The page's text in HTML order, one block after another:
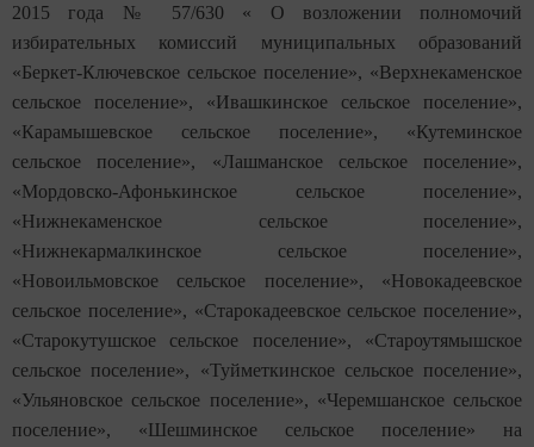
2015 года № 57/630 « О возложении полномочий
избирательных комиссий муниципальных образований
«Беркет-Ключевское сельское поселение», «Верхнекаменское
сельское поселение», «Ивашкинское сельское поселение»,
«Карамышевское сельское поселение», «Кутеминское
сельское поселение», «Лашманское сельское поселение»,
«Мордовско-Афонькинское сельское поселение»,
«Нижнекаменское сельское поселение»,
«Нижнекармалкинское сельское поселение»,
«Новоильмовское сельское поселение», «Новокадеевское
сельское поселение», «Старокадеевское сельское поселение»,
«Старокутушское сельское поселение», «Староутямышское
сельское поселение», «Туйметкинское сельское поселение»,
«Ульяновское сельское поселение», «Черемшанское сельское
поселение», «Шешминское сельское поселение» на